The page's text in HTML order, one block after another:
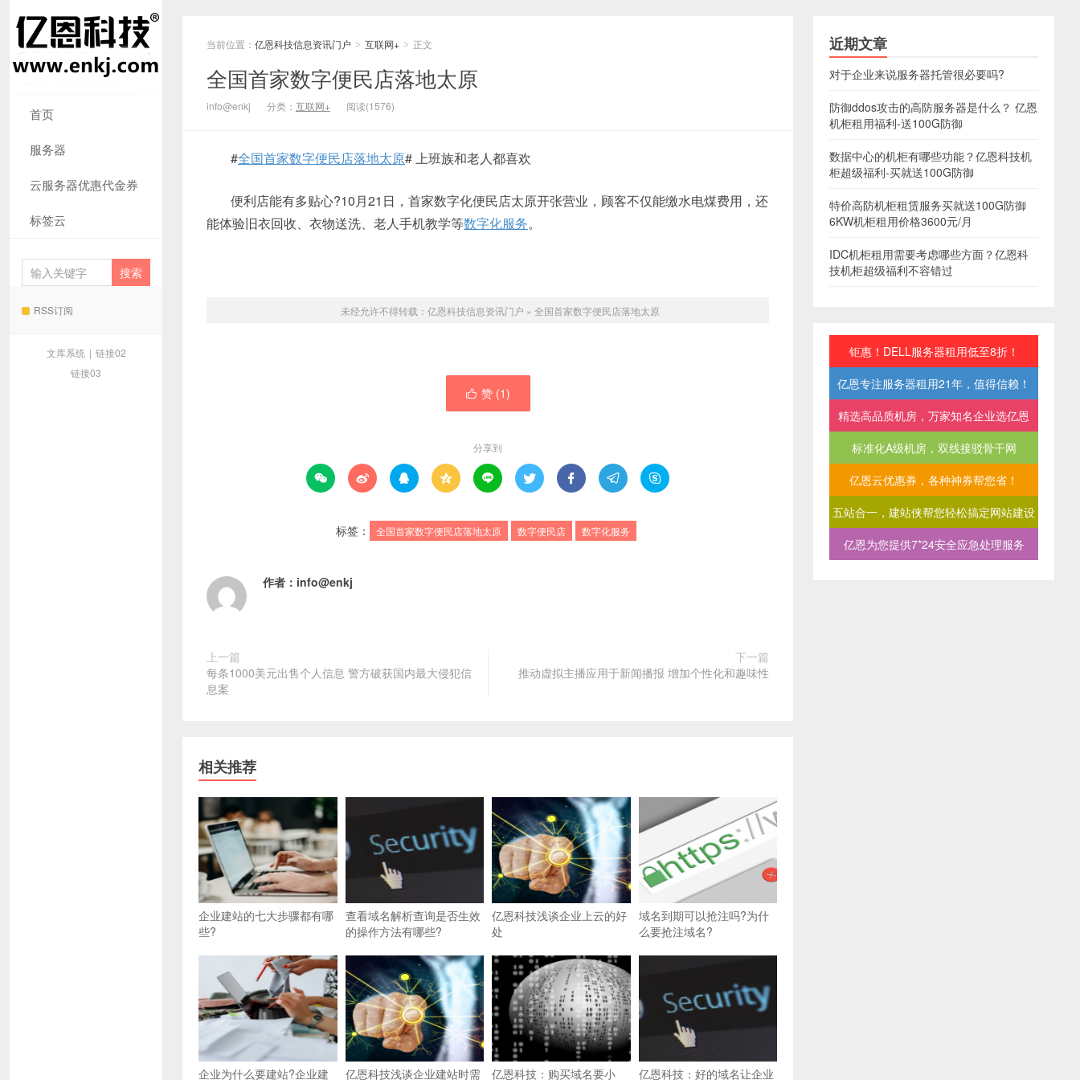
首页
服务器
云服务器优惠代金券
标签云
RSS订阅
文库系统 | 链接02
链接03
当前位置： 亿恩科技信息资讯门户 > 互联网+ > 正文
全国首家数字便民店落地太原
info@enkj 分类： 互联网+ 阅读(1576)
#全国首家数字便民店落地太原# 上班族和老人都喜欢
便利店能有多贴心?10月21日，首家数字化便民店太原开张营业，顾客不仅能缴水电煤费用，还
能体验旧衣回收、衣物送洗、老人手机教学等数字化服务。
未经允许不得转载： 亿恩科技信息资讯门户 » 全国首家数字便民店落地太原
 赞 (1)
分享到
        
标签： 全国首家数字便民店落地太原 数字便民店 数字化服务
作者： info@enkj
上一篇
每条1000美元出售个人信息 警方破获国内最大侵犯信
息案
下一篇
推动虚拟主播应用于新闻播报 增加个性化和趣味性
相关推荐
企业建站的七大步骤都有哪
些?
查看域名解析查询是否生效
的操作方法有哪些?
亿恩科技浅谈企业上云的好
处
域名到期可以抢注吗?为什
么要抢注域名?
企业为什么要建站?企业建 亿恩科技浅谈企业建站时需 亿恩科技：购买域名要小 亿恩科技：好的域名让企业
近期文章
对于企业来说服务器托管很必要吗?
防御ddos攻击的高防服务器是什么？ 亿恩
机柜租用福利-送100G防御
数据中心的机柜有哪些功能？亿恩科技机
柜超级福利-买就送100G防御
特价高防机柜租赁服务买就送100G防御
6KW机柜租用价格3600元/月
IDC机柜租用需要考虑哪些方面？亿恩科
技机柜超级福利不容错过
钜惠！DELL服务器租用低至8折！
亿恩专注服务器租用21年，值得信赖！
精选高品质机房，万家知名企业选亿恩
标准化A级机房，双线接驳骨干网
亿恩云优惠券，各种神券帮您省！
五站合一，建站侠帮您轻松搞定网站建设
亿恩为您提供7*24安全应急处理服务